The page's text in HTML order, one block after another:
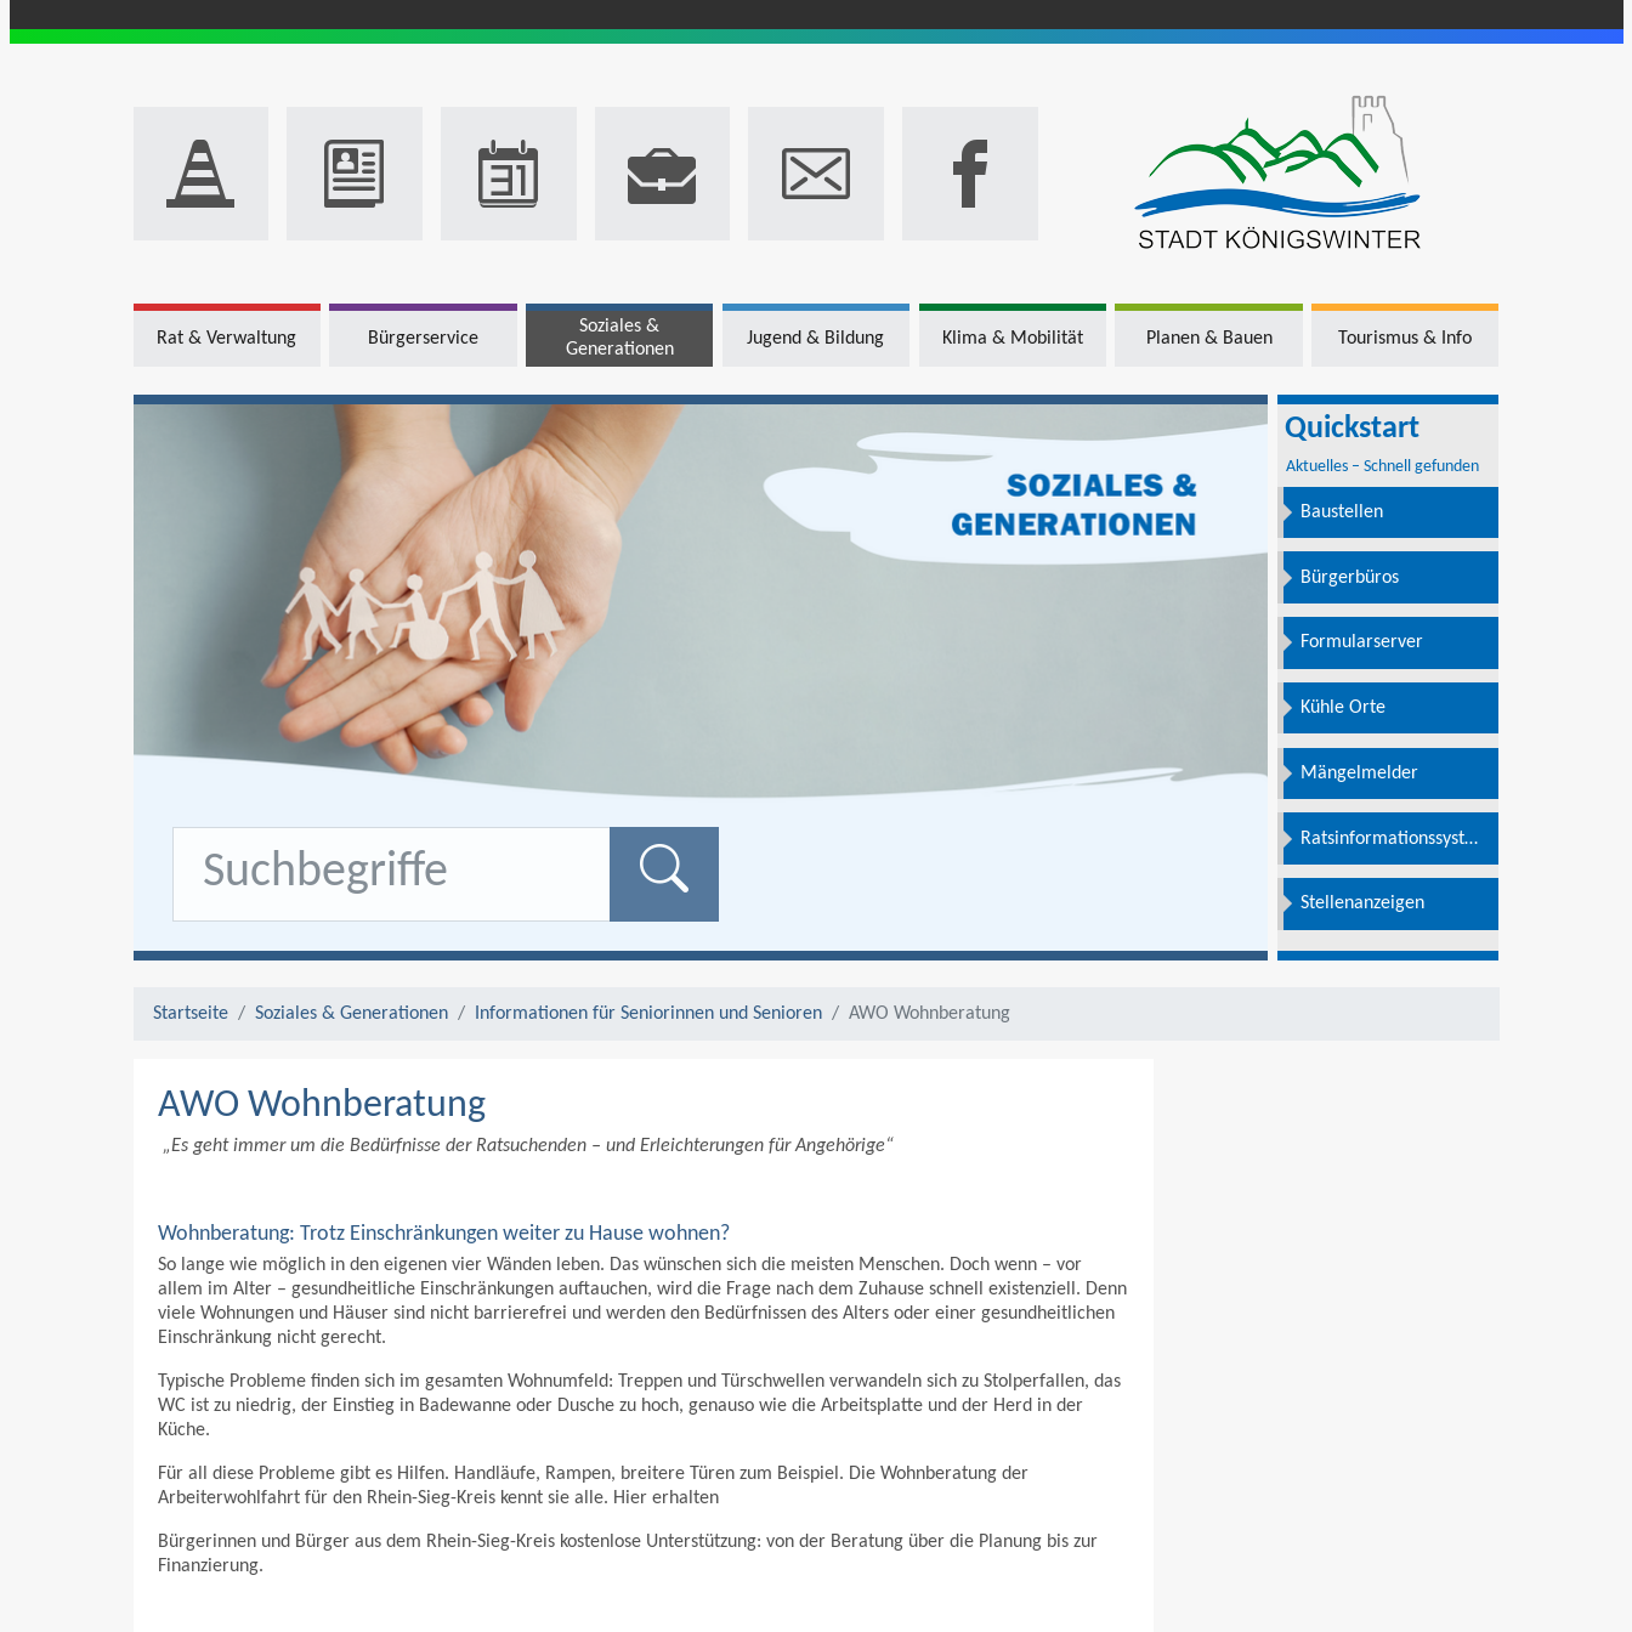
Rat & Verwaltung Bürgerservice
Soziales &
Generationen
Jugend & Bildung Klima & Mobilität Planen & Bauen Tourismus & Info
Formularschaltfläche
Quickstart
Aktuelles – Schnell gefunden
Baustellen
Bürgerbüros
Formularserver
Kühle Orte
Mängelmelder
Ratsinformationssystem
Stellenanzeigen
Startseite Soziales & Generationen Informationen für Seniorinnen und Senioren AWO Wohnberatung
AWO Wohnberatung
„Es geht immer um die Bedürfnisse der Ratsuchenden – und Erleichterungen für Angehörige“
Wohnberatung: Trotz Einschränkungen weiter zu Hause wohnen?
So lange wie möglich in den eigenen vier Wänden leben. Das wünschen sich die meisten Menschen. Doch wenn – vor
allem im Alter – gesundheitliche Einschränkungen auftauchen, wird die Frage nach dem Zuhause schnell existenziell. Denn
viele Wohnungen und Häuser sind nicht barrierefrei und werden den Bedürfnissen des Alters oder einer gesundheitlichen
Einschränkung nicht gerecht.
Typische Probleme finden sich im gesamten Wohnumfeld: Treppen und Türschwellen verwandeln sich zu Stolperfallen, das
WC ist zu niedrig, der Einstieg in Badewanne oder Dusche zu hoch, genauso wie die Arbeitsplatte und der Herd in der
Küche.
Für all diese Probleme gibt es Hilfen. Handläufe, Rampen, breitere Türen zum Beispiel. Die Wohnberatung der
Arbeiterwohlfahrt für den Rhein-Sieg-Kreis kennt sie alle. Hier erhalten
Bürgerinnen und Bürger aus dem Rhein-Sieg-Kreis kostenlose Unterstützung: von der Beratung über die Planung bis zur
Finanzierung.